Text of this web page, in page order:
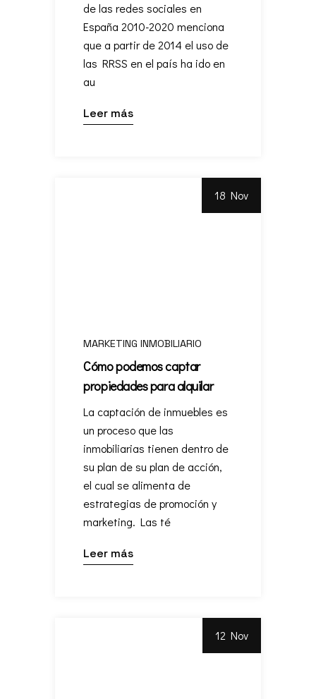
de las redes sociales en
España 2010-2020 menciona
que a partir de 2014 el uso de
las RRSS en el país ha ido en
au
Leer más
18 Nov
MARKETING INMOBILIARIO
Cómo podemos captar
propiedades para alquilar
La captación de inmuebles es
un proceso que las
inmobiliarias tienen dentro de
su plan de su plan de acción,
el cual se alimenta de
estrategias de promoción y
marketing. Las té
Leer más
12 Nov